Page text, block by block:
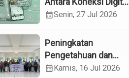
dan Kerapuhan
calendar_monthSenin, 27 Jul 2026
Peningkatan
Pengetahuan dan
Perilaku Pemeliharaan
calendar_monthKamis, 16 Jul 2026